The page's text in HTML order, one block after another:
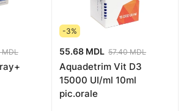
-3%
55.68 MDL 57.40 MDL
Aquadetrim Vit D3
15000 UI/ml 10ml
pic.orale